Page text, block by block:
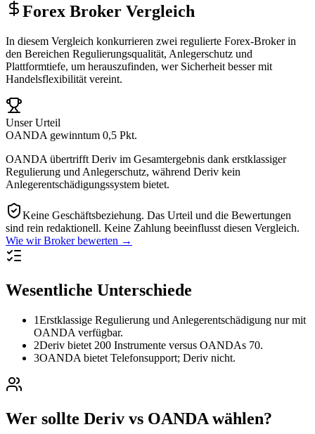
Forex Broker Vergleich
In diesem Vergleich konkurrieren zwei regulierte Forex-Broker in
den Bereichen Regulierungsqualität, Anlegerschutz und
Plattformtiefe, um herauszufinden, wer Sicherheit besser mit
Handelsflexibilität vereint.
Unser Urteil
OANDA gewinntum 0,5 Pkt.
OANDA übertrifft Deriv im Gesamtergebnis dank erstklassiger
Regulierung und Anlegerschutz, während Deriv kein
Anlegerentschädigungssystem bietet.
Keine Geschäftsbeziehung. Das Urteil und die Bewertungen
sind rein redaktionell. Keine Zahlung beeinflusst diesen Vergleich.
Wie wir Broker bewerten →
Wesentliche Unterschiede
1Erstklassige Regulierung und Anlegerentschädigung nur mit
OANDA verfügbar.
2Deriv bietet 200 Instrumente versus OANDAs 70.
3OANDA bietet Telefonsupport; Deriv nicht.
Wer sollte Deriv vs OANDA wählen?